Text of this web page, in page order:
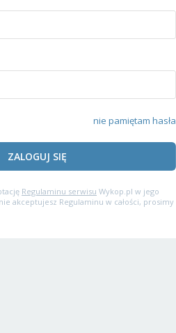
nie pamiętam hasła
ZALOGUJ SIĘ
Regulaminu serwisu Wykop.pl w jego
akceptujesz Regulaminu w całości, prosimy